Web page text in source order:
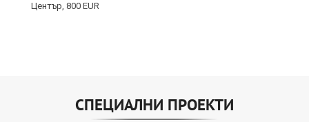
СПЕЦИАЛНИ ПРОЕКТИ